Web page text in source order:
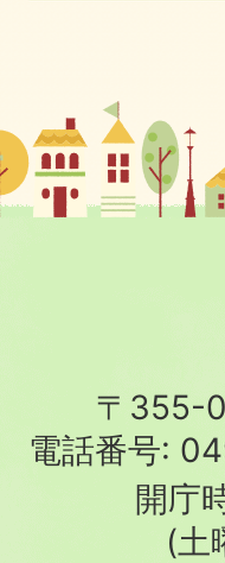
〒355-
電話番号:
開庁
(土